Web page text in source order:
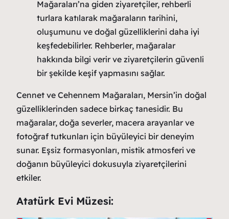
Mağaraları’na giden ziyaretçiler, rehberli
turlara katılarak mağaraların tarihini,
oluşumunu ve doğal güzelliklerini daha iyi
keşfedebilirler. Rehberler, mağaralar
hakkında bilgi verir ve ziyaretçilerin güvenli
bir şekilde keşif yapmasını sağlar.
Cennet ve Cehennem Mağaraları, Mersin’in doğal
güzelliklerinden sadece birkaç tanesidir. Bu
mağaralar, doğa severler, macera arayanlar ve
fotoğraf tutkunları için büyüleyici bir deneyim
sunar. Eşsiz formasyonları, mistik atmosferi ve
doğanın büyüleyici dokusuyla ziyaretçilerini
etkiler.
Atatürk Evi Müzesi: